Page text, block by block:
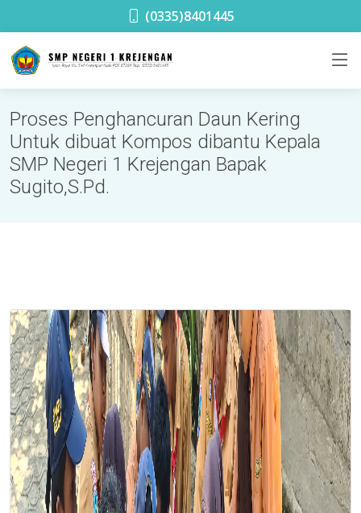
(0335)8401445
Proses Penghancuran Daun Kering
Untuk dibuat Kompos dibantu Kepala
SMP Negeri 1 Krejengan Bapak
Sugito,S.Pd.